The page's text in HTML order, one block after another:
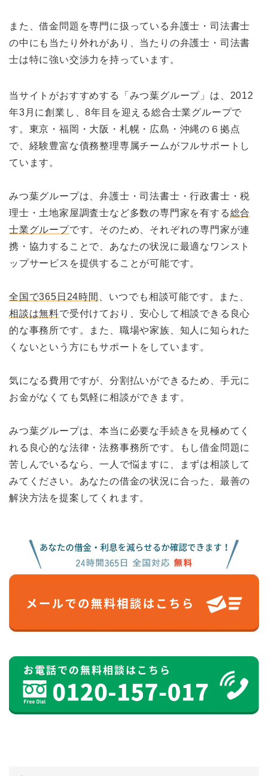
また、借金問題を専門に扱っている弁護士・司法書士
の中にも当たり外れがあり、当たりの弁護士・司法書
士は特に強い交渉力を持っています。
当サイトがおすすめする「みつ葉グループ」は、2012
年3月に創業し、8年目を迎える総合士業グループで
す。東京・福岡・大阪・札幌・広島・沖縄の６拠点
で、経験豊富な債務整理専属チームがフルサポートし
ています。
みつ葉グループは、弁護士・司法書士・行政書士・税
理士・土地家屋調査士など多数の専門家を有する総合
士業グループです。そのため、それぞれの専門家が連
携・協力することで、あなたの状況に最適なワンスト
ップサービスを提供することが可能です。
全国で365日24時間
、いつでも相談可能です。また、
相談は無料で受付けており、安心して相談できる良心
的な事務所です。また、職場や家族、知人に知られた
くないという方にもサポートをしています。
気になる費用ですが、分割払いができるため、手元に
お金がなくても気軽に相談ができます。
みつ葉グループは、本当に必要な手続きを見極めてく
れる良心的な法律・法務事務所です。もし借金問題に
苦しんでいるなら、一人で悩ますに、まずは相談して
みてください。あなたの借金の状況に合った、最善の
解決方法を提案してくれます。